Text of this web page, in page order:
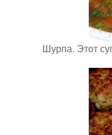
Шурпа. Этот